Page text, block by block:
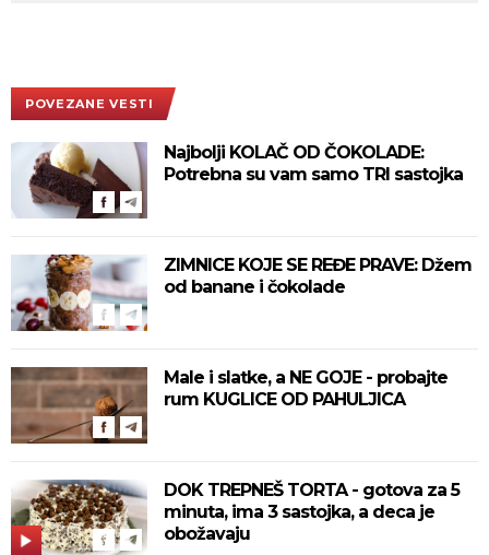
POVEZANE VESTI
Najbolji KOLAČ OD ČOKOLADE:
Potrebna su vam samo TRI sastojka
ZIMNICE KOJE SE REĐE PRAVE: Džem
od banane i čokolade
Male i slatke, a NE GOJE - probajte
rum KUGLICE OD PAHULJICA
DOK TREPNEŠ TORTA - gotova za 5
minuta, ima 3 sastojka, a deca je
obožavaju